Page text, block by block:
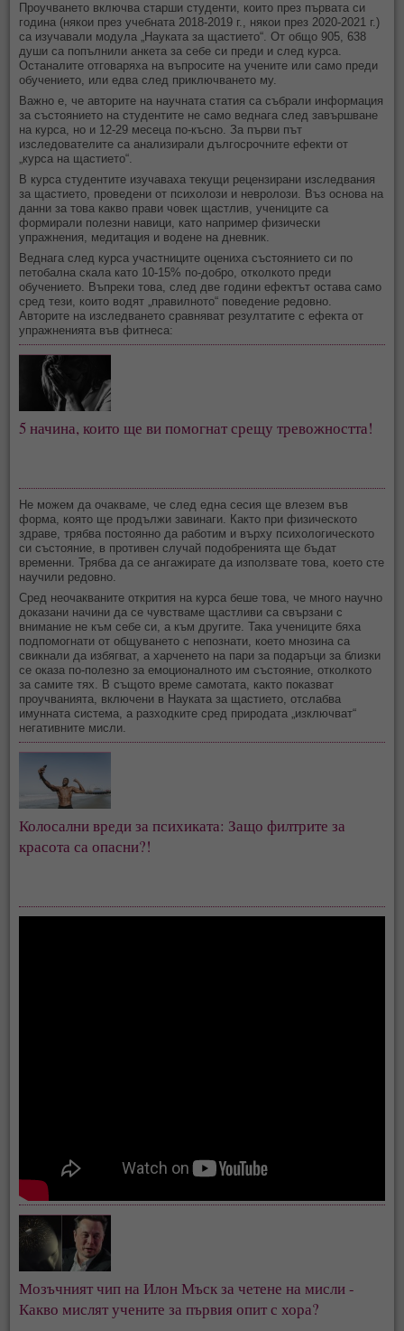
Проучването включва старши студенти, които през първата си
година (някои през учебната 2018-2019 г., някои през 2020-2021 г.)
са изучавали модула „Науката за щастието“. От общо 905, 638
души са попълнили анкета за себе си преди и след курса.
Останалите отговаряха на въпросите на учените или само преди
обучението, или едва след приключването му.
Важно е, че авторите на научната статия са събрали информация
за състоянието на студентите не само веднага след завършване
на курса, но и 12-29 месеца по-късно. За първи път
изследователите са анализирали дългосрочните ефекти от
„курса на щастието“.
В курса студентите изучаваха текущи рецензирани изследвания
за щастието, проведени от психолози и невролози. Въз основа на
данни за това какво прави човек щастлив, учениците са
формирали полезни навици, като например физически
упражнения, медитация и водене на дневник.
Веднага след курса участниците оцениха състоянието си по
петобална скала като 10-15% по-добро, отколкото преди
обучението. Въпреки това, след две години ефектът остава само
сред тези, които водят „правилното“ поведение редовно.
Авторите на изследването сравняват резултатите с ефекта от
упражненията във фитнеса:
5 начина, които ще ви помогнат срещу тревожността!
Не можем да очакваме, че след една сесия ще влезем във
форма, която ще продължи завинаги. Както при физическото
здраве, трябва постоянно да работим и върху психологическото
си състояние, в противен случай подобренията ще бъдат
временни. Трябва да се ангажирате да използвате това, което сте
научили редовно.
Сред неочакваните открития на курса беше това, че много научно
доказани начини да се чувстваме щастливи са свързани с
внимание не към себе си, а към другите. Така учениците бяха
подпомогнати от общуването с непознати, което мнозина са
свикнали да избягват, а харченето на пари за подаръци за близки
се оказа по-полезно за емоционалното им състояние, отколкото
за самите тях. В същото време самотата, както показват
проучванията, включени в Науката за щастието, отслабва
имунната система, а разходките сред природата „изключват“
негативните мисли.
Колосални вреди за психиката: Защо филтрите за
красота са опасни?!
Мозъчният чип на Илон Мъск за четене на мисли -
Какво мислят учените за първия опит с хора?